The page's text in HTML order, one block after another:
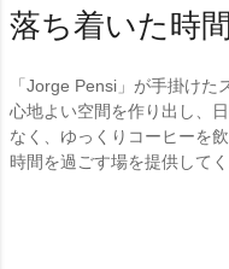
落ち着いた時
「Jorge Pensi」が手掛け
心地よい空間を作り出し、
なく、ゆっくりコーヒーを
時間を過ごす場を提供してく